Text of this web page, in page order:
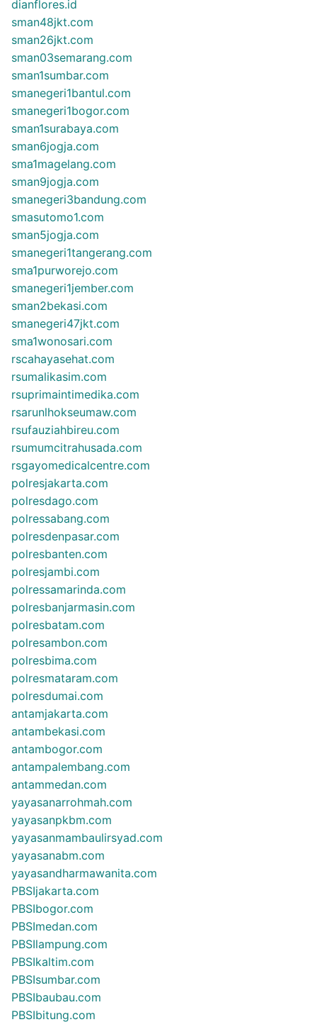
dianflores.id
sman48jkt.com
sman26jkt.com
sman03semarang.com
sman1sumbar.com
smanegeri1bantul.com
smanegeri1bogor.com
sman1surabaya.com
sman6jogja.com
sma1magelang.com
sman9jogja.com
smanegeri3bandung.com
smasutomo1.com
sman5jogja.com
smanegeri1tangerang.com
sma1purworejo.com
smanegeri1jember.com
sman2bekasi.com
smanegeri47jkt.com
sma1wonosari.com
rscahayasehat.com
rsumalikasim.com
rsuprimaintimedika.com
rsarunlhokseumaw.com
rsufauziahbireu.com
rsumumcitrahusada.com
rsgayomedicalcentre.com
polresjakarta.com
polresdago.com
polressabang.com
polresdenpasar.com
polresbanten.com
polresjambi.com
polressamarinda.com
polresbanjarmasin.com
polresbatam.com
polresambon.com
polresbima.com
polresmataram.com
polresdumai.com
antamjakarta.com
antambekasi.com
antambogor.com
antampalembang.com
antammedan.com
yayasanarrohmah.com
yayasanpkbm.com
yayasanmambaulirsyad.com
yayasanabm.com
yayasandharmawanita.com
PBSIjakarta.com
PBSIbogor.com
PBSImedan.com
PBSIlampung.com
PBSIkaltim.com
PBSIsumbar.com
PBSIbaubau.com
PBSIbitung.com